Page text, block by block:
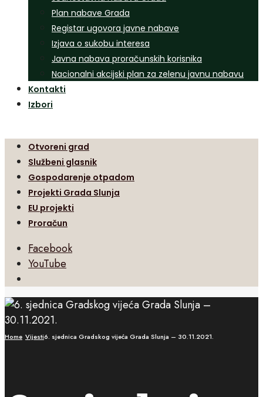
Plan nabave Grada
Registar ugovora javne nabave
Izjava o sukobu interesa
Javna nabava proračunskih korisnika
Nacionalni akcijski plan za zelenu javnu nabavu
Kontakti
Izbori
Otvoreni grad
Službeni glasnik
Gospodarenje otpadom
Projekti Grada Slunja
EU projekti
Proračun
Facebook
YouTube
Search
Window
Home Vijesti6. sjednica Gradskog vijeća Grada Slunja – 30.11.2021.